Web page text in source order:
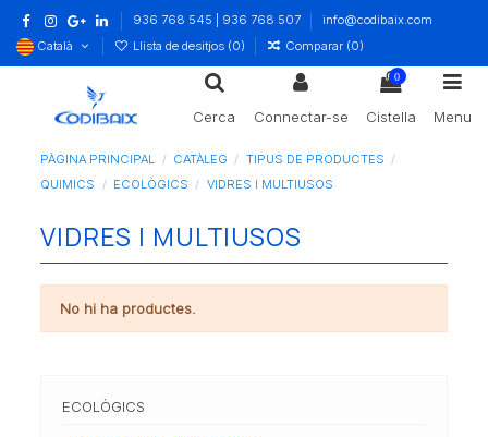
936 768 545 | 936 768 507
info@codibaix.com
Català
Llista de desitjos (0) Comparar (0)
Cerca Connectar-se
0
Cistella Menu
PÀGINA PRINCIPAL CATÀLEG
TIPUS DE PRODUCTES
QUIMICS
ECOLÒGICS VIDRES I MULTIUSOS
VIDRES I MULTIUSOS
No hi ha productes.
ECOLÒGICS